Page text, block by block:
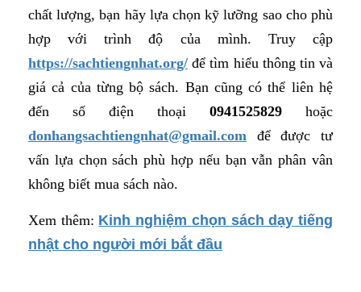
chất lượng, bạn hãy lựa chọn kỹ lưỡng sao cho phù
hợp với trình độ của mình. Truy cập
https://sachtiengnhat.org/ để tìm hiểu thông tin và
giá cả của từng bộ sách. Bạn cũng có thể liên hệ
đến số điện thoại 0941525829 hoặc
donhangsachtiengnhat@gmail.com
để được tư
vấn lựa chọn sách phù hợp nếu bạn vẫn phân vân
không biết mua sách nào.
Xem thêm: Kinh nghiệm chọn sách dạy tiếng
nhật cho người mới bắt đầu